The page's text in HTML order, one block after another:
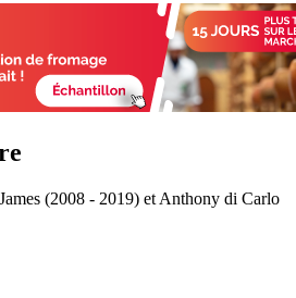
(2008 - 2019) et Anthony di Carlo